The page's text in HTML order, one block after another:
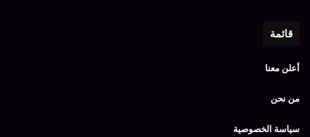
قائمة
أعلن معنا
من نحن
سياسة الخصوصية